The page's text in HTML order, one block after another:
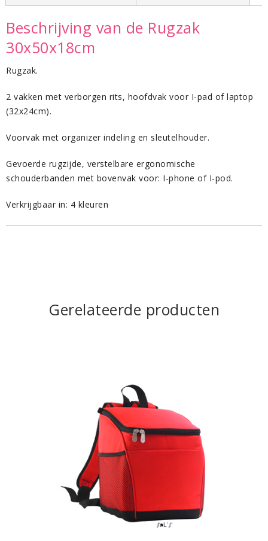
Beschrijving van de Rugzak
30x50x18cm
Rugzak.
2 vakken met verborgen rits, hoofdvak voor I-pad of laptop
(32x24cm).
Voorvak met organizer indeling en sleutelhouder.
Gevoerde rugzijde, verstelbare ergonomische
schouderbanden met bovenvak voor: I-phone of I-pod.
Verkrijgbaar in: 4 kleuren
Gerelateerde producten